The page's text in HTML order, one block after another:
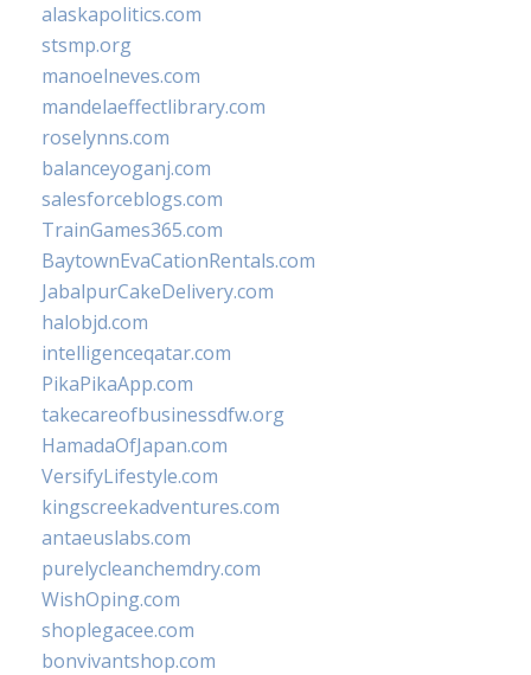
alaskapolitics.com
stsmp.org
manoelneves.com
mandelaeffectlibrary.com
roselynns.com
balanceyoganj.com
salesforceblogs.com
TrainGames365.com
BaytownEvaCationRentals.com
JabalpurCakeDelivery.com
halobjd.com
intelligenceqatar.com
PikaPikaApp.com
takecareofbusinessdfw.org
HamadaOfJapan.com
VersifyLifestyle.com
kingscreekadventures.com
antaeuslabs.com
purelycleanchemdry.com
WishOping.com
shoplegacee.com
bonvivantshop.com